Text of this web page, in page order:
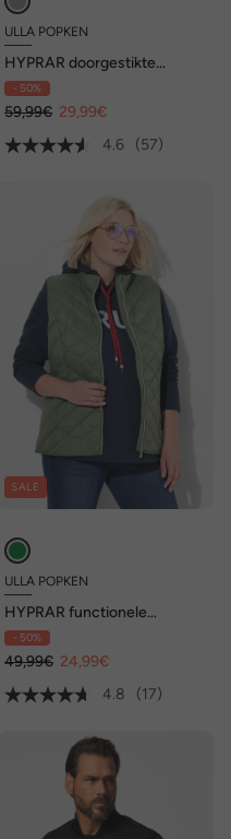
ULLA POPKEN
HYPRAR doorgestikte
bodywarmer,
waterafstotend, opstaande
kraag, gerecycled
- 50%
59,99€ 29,99€
4.6
(57)
SALE
ULLA POPKEN
HYPRAR functionele
doorgestikte bodywarmer,
waterafstotend, opstaande
kraag
- 50%
49,99€ 24,99€
4.8
(17)